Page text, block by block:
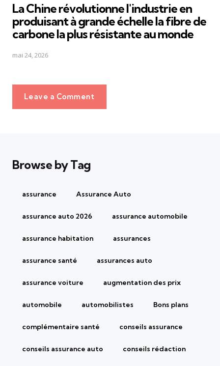
La Chine révolutionne l'industrie en
produisant à grande échelle la fibre de
carbone la plus résistante au monde
mai 24, 2026
Leave a Comment
Browse by Tag
assurance Assurance Auto
assurance auto 2026 assurance automobile
assurance habitation assurances
assurance santé assurances auto
assurance voiture augmentation des prix
automobile automobilistes Bons plans
complémentaire santé conseils assurance
conseils assurance auto conseils rédaction